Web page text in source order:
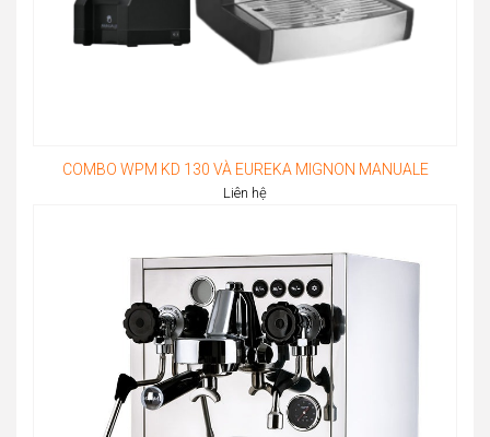
COMBO WPM KD 130 VÀ EUREKA MIGNON MANUALE
Liên hệ